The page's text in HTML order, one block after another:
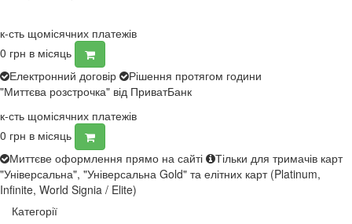
к-сть щомісячних платежів
0 грн в місяць
Електронний договір
Рішення протягом години
"Миттєва розстрочка" від ПриватБанк
к-сть щомісячних платежів
0 грн в місяць
Миттєве оформлення прямо на сайті
Тільки для тримачів карт
"Універсальна", "Універсальна Gold" та елітних карт (Platinum,
Infinite, World Signia / Elite)
Категорії